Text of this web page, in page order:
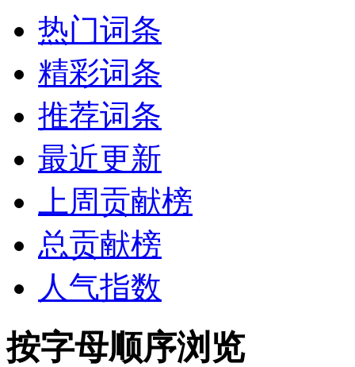
热门词条
精彩词条
推荐词条
最近更新
上周贡献榜
总贡献榜
人气指数
按字母顺序浏览